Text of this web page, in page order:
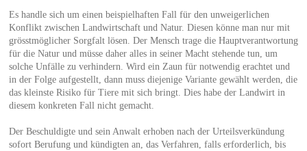
Es handle sich um einen beispielhaften Fall für den unweigerlichen
Konflikt zwischen Landwirtschaft und Natur. Diesen könne man nur mit
grösstmöglicher Sorgfalt lösen. Der Mensch trage die Hauptverantwortung
für die Natur und müsse daher alles in seiner Macht stehende tun, um
solche Unfälle zu verhindern. Wird ein Zaun für notwendig erachtet und
in der Folge aufgestellt, dann muss diejenige Variante gewählt werden, die
das kleinste Risiko für Tiere mit sich bringt. Dies habe der Landwirt in
diesem konkreten Fall nicht gemacht.
Der Beschuldigte und sein Anwalt erhoben nach der Urteilsverkündung
sofort Berufung und kündigten an, das Verfahren, falls erforderlich, bis